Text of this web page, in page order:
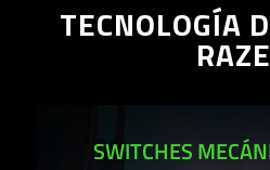
TECNOLOGÍA
SWITCHES